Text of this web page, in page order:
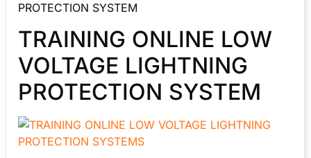
PROTECTION SYSTEM
TRAINING ONLINE LOW
VOLTAGE LIGHTNING
PROTECTION SYSTEM